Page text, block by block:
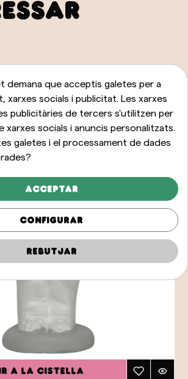
a la cistella
demana que acceptis galetes per a
xarxes socials i publicitat. Les xarxes
publicitàries de tercers s'utilitzen per
socials i anuncis personalitzats.
galetes i el processament de dades
Acceptar
Configurar
Rebutjar